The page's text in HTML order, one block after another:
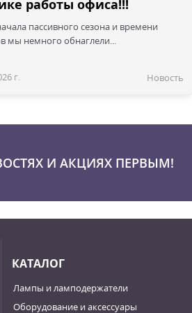
работы офиса!!!
пассивного сезона и времени
мы немного обнаглели...
г. Новость
И АКЦИЯХ ПЕРВЫМ!
КАТАЛОГ
Лампы и ламподержатели
Оборудование и аксессуары